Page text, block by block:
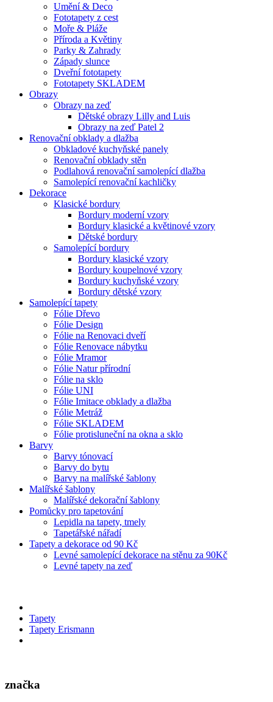
Umění & Deco
Fototapety z cest
Moře & Pláže
Příroda a Květiny
Parky & Zahrady
Západy slunce
Dveřní fototapety
Fototapety SKLADEM
Obrazy
Obrazy na zeď
Dětské obrazy Lilly and Luis
Obrazy na zeď Patel 2
Renovační obklady a dlažba
Obkladové kuchyňské panely
Renovační obklady stěn
Podlahová renovační samolepící dlažba
Samolepící renovační kachličky
Dekorace
Klasické bordury
Bordury moderní vzory
Bordury klasické a květinové vzory
Dětské bordury
Samolepící bordury
Bordury klasické vzory
Bordury koupelnové vzory
Bordury kuchyňské vzory
Bordury dětské vzory
Samolepící tapety
Fólie Dřevo
Fólie Design
Fólie na Renovaci dveří
Fólie Renovace nábytku
Fólie Mramor
Fólie Natur přírodní
Fólie na sklo
Fólie UNI
Fólie Imitace obklady a dlažba
Fólie Metráž
Fólie SKLADEM
Fólie protisluneční na okna a sklo
Barvy
Barvy tónovací
Barvy do bytu
Barvy na malířské šablony
Malířské šablony
Malířské dekorační šablony
Pomůcky pro tapetování
Lepidla na tapety, tmely
Tapetářské nářadí
Tapety a dekorace od 90 Kč
Levné samolepící dekorace na stěnu za 90Kč
Levné tapety na zeď
Tapety
Tapety Erismann
značka